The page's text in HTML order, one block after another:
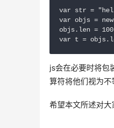
var str =
var objs =
objs.len =
var t =
js会在必要时将包
算符将他们视为
希望本文所述对大